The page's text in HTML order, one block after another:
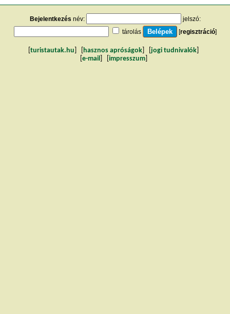
Bejelentkezés név:
jelszó:
tárolás
[regisztráció]
turistautak.hu hasznos apróságok jogi tudnivalók
e-mail impresszum]